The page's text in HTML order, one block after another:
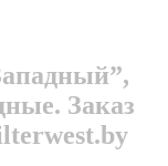
Заказ